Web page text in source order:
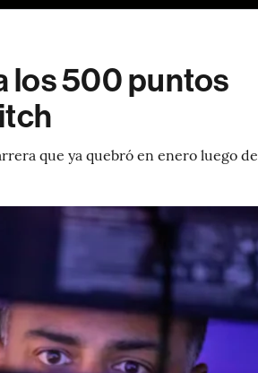
los 500 puntos
que ya quebró en enero luego de